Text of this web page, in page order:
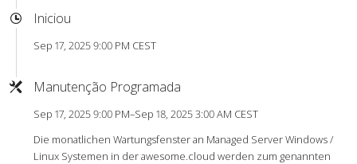
Iniciou
Sep 17, 2025 9:00 PM CEST
Manutenção Programada
Sep 17, 2025 9:00 PM–Sep 18, 2025 3:00 AM CEST
Die monatlichen Wartungsfenster an Managed Server Windows /
Linux Systemen in der awesome.cloud werden zum genannten